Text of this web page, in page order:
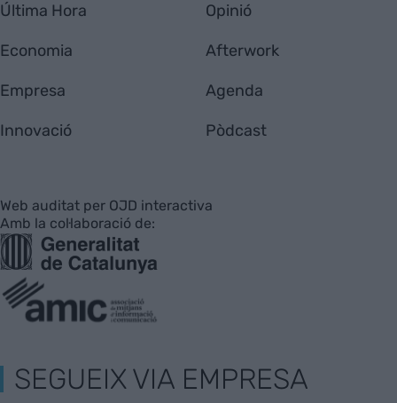
Última Hora
Economia
Empresa
Innovació
Opinió
Afterwork
Agenda
Pòdcast
Web auditat per OJD interactiva
Amb la col·laboració de:
SEGUEIX VIA EMPRESA